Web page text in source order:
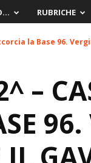
RUBRICHE
la Base 96.
–
96.